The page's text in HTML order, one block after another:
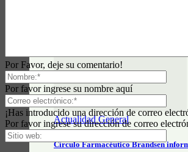
Actualidad General
Círculo Farmacéutico Brandsen
Por Favor, deje su comentario!
Por favor ingrese su nombre aquí
¡Has introducido una dirección de correo
Por favor ingrese su dirección de correo